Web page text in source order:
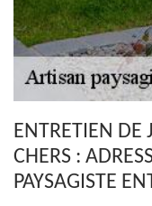
ENTRETIEN DE
CHERS :
PAYSAGISTE